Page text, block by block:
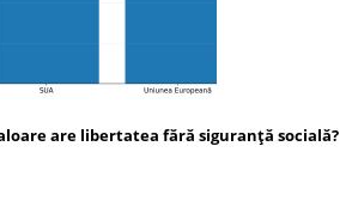
are libertatea fără siguranță socială?